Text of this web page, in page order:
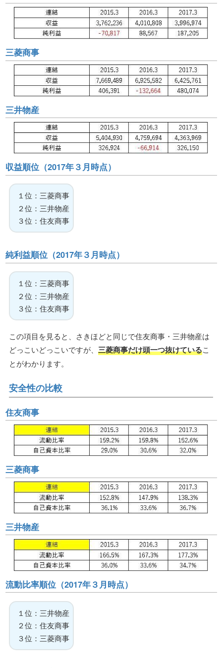
三菱商事
三井物産
収益順位（2017年３月時点）
１位：三菱商事
２位：三井物産
３位：住友商事
純利益順位（2017年３月時点）
１位：三菱商事
２位：三井物産
３位：住友商事
この項目を見ると、さきほどと同じで住友商事・三井物産は
どっこいどっこいですが、 三菱商事だけ頭一つ抜けているこ
とがわかります。
安全性の比較
住友商事
三菱商事
三井物産
流動比率順位（2017年３月時点）
１位：三井物産
２位：住友商事
３位：三菱商事